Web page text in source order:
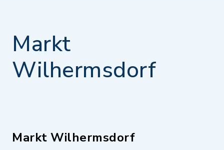
Markt
Wilhermsdorf
Markt Wilhermsdorf